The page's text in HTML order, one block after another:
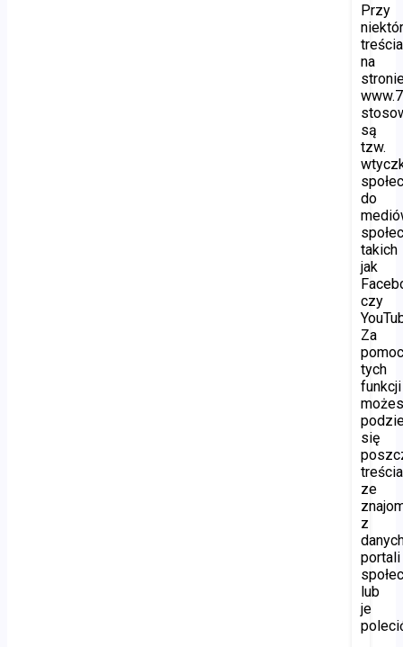
Przy
na
są
tzw.
do
takich
jak
czy
Za
tych
funkcji
się
ze
z
portali
lub
je